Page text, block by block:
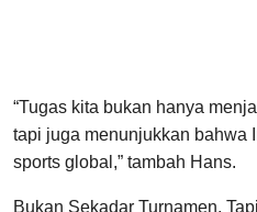
“Tugas kita bukan hanya
tapi juga menunjukkan bahwa
sports global,” tambah Hans.
Bukan Sekadar Turnamen,